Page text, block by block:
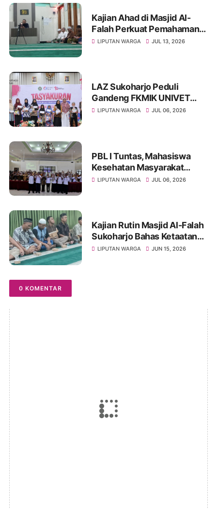
Kajian Ahad di Masjid Al-
Falah Perkuat Pemahaman
Sunnah dan Tingkatkan
LIPUTAN WARGA JUL 13, 2026
LAZ Sukoharjo Peduli
Gandeng FKMIK UNIVET
BANTARA Santuni Anak
LIPUTAN WARGA JUL 06, 2026
PBL I Tuntas, Mahasiswa
Kesehatan Masyarakat
UNIVET BANTARA Siap
LIPUTAN WARGA JUL 06, 2026
Kajian Rutin Masjid Al-Falah
Sukoharjo Bahas Ketaatan
kepada Rasul sebagai Wujud
LIPUTAN WARGA JUN 15, 2026
0 KOMENTAR